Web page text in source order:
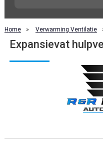
Home » Verwarming Ventilatie
Expansievat